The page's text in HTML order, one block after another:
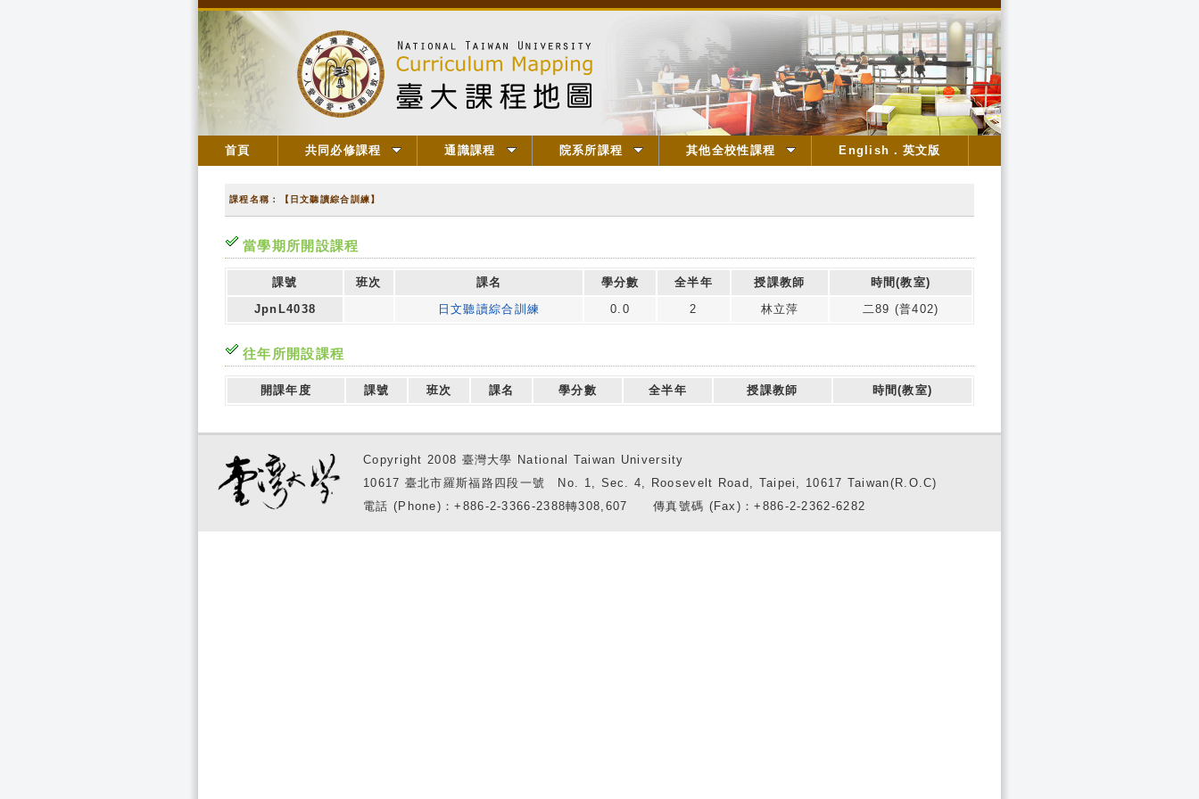
首頁 共同必修課程 通識課程 院系所課程 其他全校性課程 English．英文版
課程名稱：【日文聽讀綜合訓練】
當學期所開設課程
課號 班次 課名 學分數 全半年 授課教師
時間(教室)
JpnL4038
日文聽讀綜合訓練 0.0 2 林立萍 二89 (普402)
往年所開設課程
開課年度 課號 班次 課名 學分數 全半年 授課教師 時間(教室)
Copyright 2008 臺灣大學 National Taiwan University
10617 臺北市羅斯福路四段一號 No. 1, Sec. 4, Roosevelt Road, Taipei, 10617 Taiwan(R.O.C)
電話 (Phone)：+886-2-3366-2388轉308,607 傳真號碼 (Fax)：+886-2-2362-6282